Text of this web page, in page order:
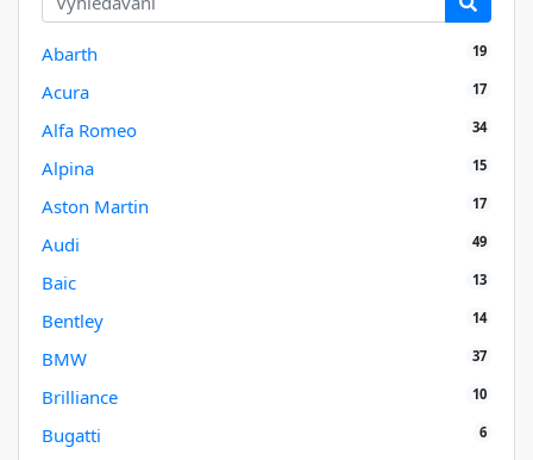
Abarth 19
Acura 17
Alfa Romeo 34
Alpina 15
Aston Martin 17
Audi 49
Baic 13
Bentley 14
BMW 37
Brilliance 10
Bugatti 6